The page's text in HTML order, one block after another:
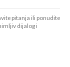
pitanja ili ponudite
dijalog i